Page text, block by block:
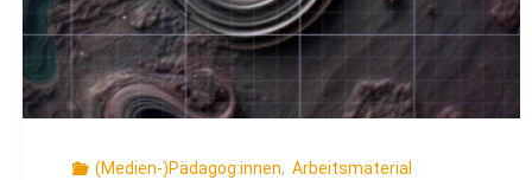
(Medien-)Pädagog:innen, Arbeitsmaterial